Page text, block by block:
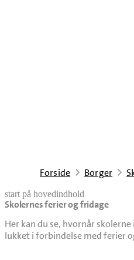
Forside Borger
start på hovedindhold
Skolernes ferier og fridage
Her kan du se, hvornår
lukket i forbindelse med ferier
senest opdateret 4. august 2026